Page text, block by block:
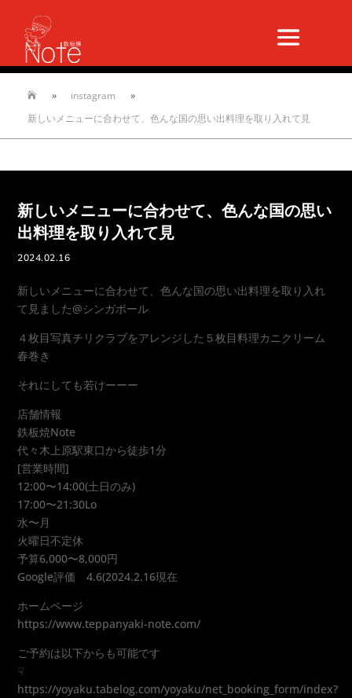
 » instagram
»
新しいメニューに合わせて、色んな国の思い出料理を取り入れて見
新しいメニューに合わせて、色んな国の思い
出料理を取り入れて見
2024.02.16
新しいメニューに合わせて、色んな国の思い出料理を取り入れ
て見ました@シンガポール
４枚目写真チリクラブをアレンジした５枚目料理カニクリーム
春巻き
それにしても若けーーー
店舗情報
鉄板焼Note
代々木上原駅東口から徒歩1分
[営業時間]
12:00〜14:00(土日のみ)
17:00〜21:30Lo
水〜月
火曜日不定休
予算6,000〜8,000円
Google評価 4.6(2024.2.16現在
ホームページ
https://www.teppanyaki-note.com/
ご予約は以下からも可能です
☟
https://yoyaku.tabelog.com/yoyaku/net_booking_form/index?